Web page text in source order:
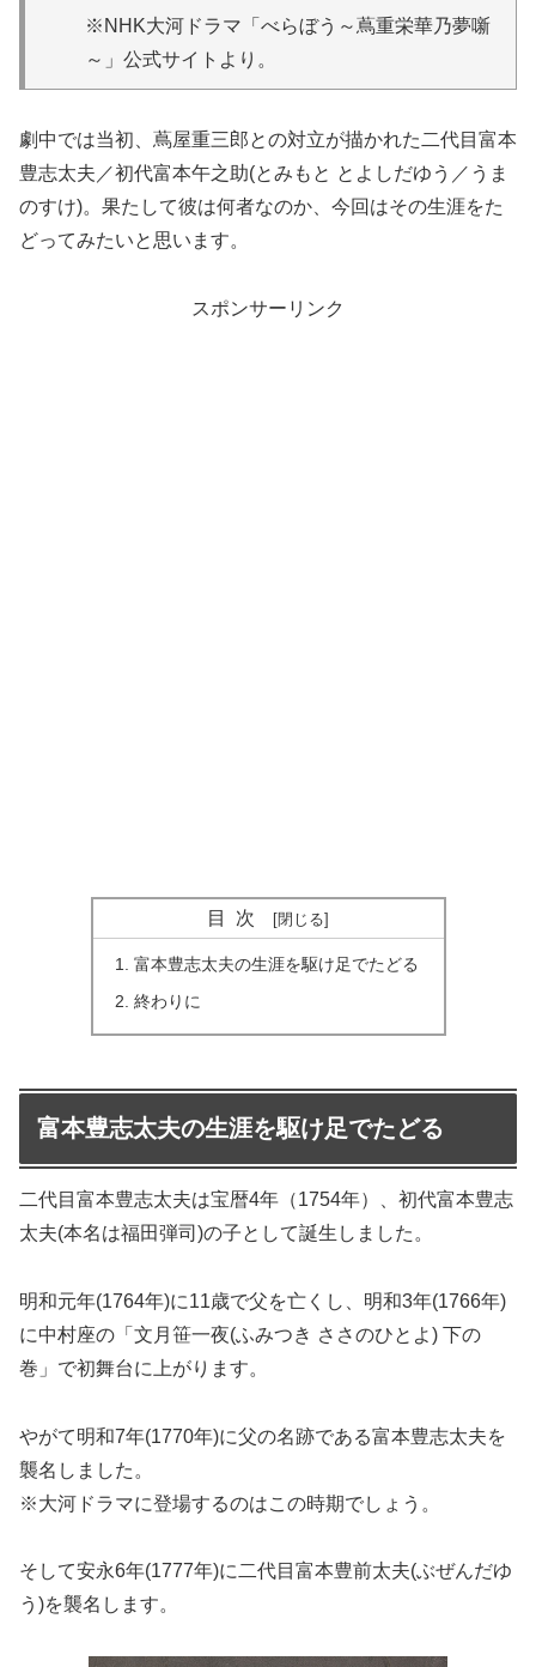
※NHK大河ドラマ「べらぼう～蔦重栄華乃夢噺
～」公式サイトより。
劇中では当初、蔦屋重三郎との対立が描かれた二代目富本
豊志太夫／初代富本午之助(とみもと とよしだゆう／うま
のすけ)。果たして彼は何者なのか、今回はその生涯をた
どってみたいと思います。
スポンサーリンク
目次
富本豊志太夫の生涯を駆け足でたどる
終わりに
富本豊志太夫の生涯を駆け足でたどる
二代目富本豊志太夫は宝暦4年（1754年）、初代富本豊志
太夫(本名は福田弾司)の子として誕生しました。
明和元年(1764年)に11歳で父を亡くし、明和3年(1766年)
に中村座の「文月笹一夜(ふみつき ささのひとよ) 下の
巻」で初舞台に上がります。
やがて明和7年(1770年)に父の名跡である富本豊志太夫を
襲名しました。
※大河ドラマに登場するのはこの時期でしょう。
そして安永6年(1777年)に二代目富本豊前太夫(ぶぜんだゆ
う)を襲名します。